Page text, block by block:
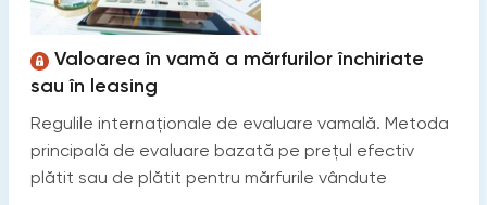
Valoarea în vamă a mărfurilor închiriate
sau în leasing
Regulile internaționale de evaluare vamală. Metoda
principală de evaluare bazată pe prețul efectiv
plătit sau de plătit pentru mărfurile vândute